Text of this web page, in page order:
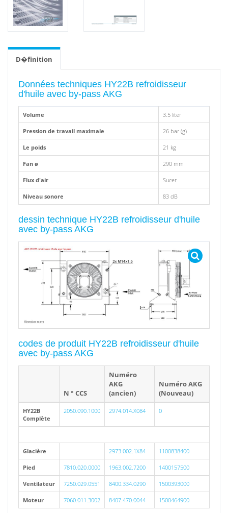
D�finition
Données techniques HY22B refroidisseur
d'huile avec by-pass AKG
Volume 3.5 liter
Pression de travail maximale 26 bar (g)
Le poids 21 kg
Fan ø 290 mm
Flux d'air Sucer
Niveau sonore 83 dB
dessin technique HY22B refroidisseur d'huile
avec by-pass AKG
codes de produit HY22B refroidisseur d'huile
avec by-pass AKG
N ° CCS
Numéro
AKG
(ancien)
Numéro AKG
(Nouveau)
HY22B
Complète
2050.090.1000 2974.014.X084 0
Glacière 2973.002.1X84 1100838400
Pied 7810.020.0000 1963.002.7200 1400157500
Ventilateur 7250.029.0551 8400.334.0290 1500393000
Moteur 7060.011.3002 8407.470.0044 1500464900